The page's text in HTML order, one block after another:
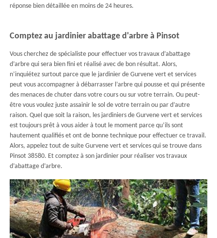
réponse bien détaillée en moins de 24 heures.
Comptez au jardinier abattage d'arbre à Pinsot
Vous cherchez de spécialiste pour effectuer vos travaux d’abattage
d’arbre qui sera bien fini et réalisé avec de bon résultat. Alors,
n’inquiétez surtout parce que le jardinier de Gurvene vert et services
peut vous accompagner à débarrasser l’arbre qui pousse et qui présente
des menaces de chuter dans votre cours ou sur votre terrain. Ou peut-
être vous voulez juste assainir le sol de votre terrain ou par d’autre
raison. Quel que soit la raison, les jardiniers de Gurvene vert et services
est toujours prêt à vous aider à tout le moment parce qu’ils sont
hautement qualifiés et ont de bonne technique pour effectuer ce travail.
Alors, appelez tout de suite Gurvene vert et services qui se trouve dans
Pinsot 38580. Et comptez à son jardinier pour réaliser vos travaux
d’abattage d’arbre.